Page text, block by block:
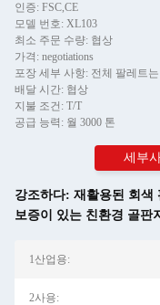
인증: FSC,CE
모델 번호: XL103
최소 주문 수량: 협상
가격: negotiations
배달 시간: 협상
지불 조건: T/T
공급 능력: 월 3000 톤
세부
강조하다: 재활용된 회색
보증이 있는 친환경 골판
1산업용:
2사용: